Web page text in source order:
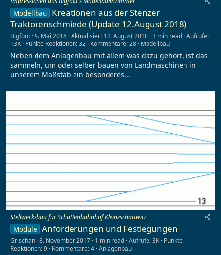
Modellbau Kreationen aus der Stenzer
Traktorenschmiede (Update 12.August 2018)
Bigfoot 9. Mai 2018 Aktualisiert 12. August 2018 3 min read Aufrufe:
13K Punkte Reaktionen: 32 Kommentare: 28 Modellbau
Neben dem Anlagenbau mit allem was dazu gehört, ist das
sammeln, um oder selber bauen von Landmaschinen in
unserem Maßstab ein besonderes...
Stellwerksbau für Schattenbahnhof Kleinzschattwitz
Module Anforderungen und Festlegungen
Grischan 8. November 2017 1 min read Aufrufe: 3K Punkte
Reaktionen: 9 Kommentare: 4 Anlagenbau